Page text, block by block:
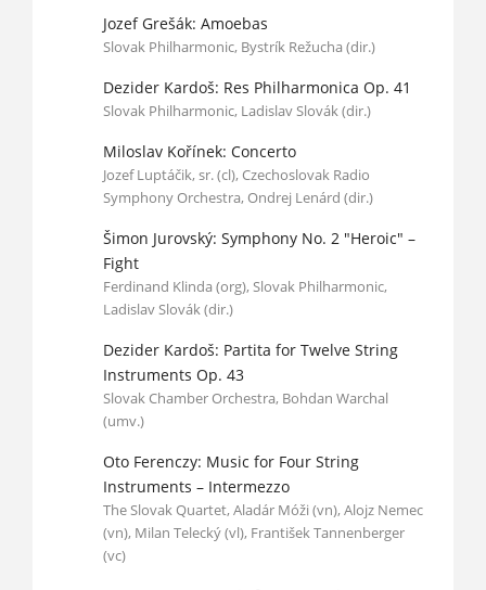
Jozef Grešák: Amoebas
Slovak Philharmonic, Bystrík Režucha (dir.)
Dezider Kardoš: Res Philharmonica Op. 41
Slovak Philharmonic, Ladislav Slovák (dir.)
Miloslav Kořínek: Concerto
Jozef Luptáčik, sr. (cl), Czechoslovak Radio
Symphony Orchestra, Ondrej Lenárd (dir.)
Šimon Jurovský: Symphony No. 2 "Heroic" –
Fight
Ferdinand Klinda (org), Slovak Philharmonic,
Ladislav Slovák (dir.)
Dezider Kardoš: Partita for Twelve String
Instruments Op. 43
Slovak Chamber Orchestra, Bohdan Warchal
(umv.)
Oto Ferenczy: Music for Four String
Instruments – Intermezzo
The Slovak Quartet, Aladár Móži (vn), Alojz Nemec
(vn), Milan Telecký (vl), František Tannenberger
(vc)